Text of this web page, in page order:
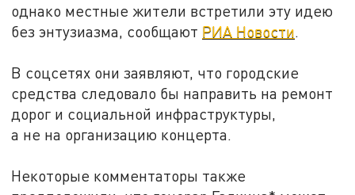
однако местные жители встретили эту идею
без энтузиазма, сообщают РИА Новости.
В соцсетях они заявляют, что городские
средства следовало бы направить на ремонт
дорог и социальной инфраструктуры,
а не на организацию концерта.
Некоторые комментаторы также